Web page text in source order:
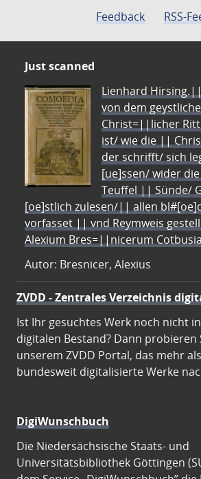
Feedback
RSS-
Just scanned
Lienhard
von dem
Christ=||licher
ist/ wie die ||
der schrifft/ sich
[ue]ssen/ wider
Teuffel || Sünde/
[oe]stlich zulesen/|| allen
vorfasset || vnd Reymweis
Alexium Bres=||nicerum
Autor: Bresnicer, Alexius
ZVDD - Zentrales Verzeichnis
Ist Ihr gesuchtes Werk noch nicht
digitalen Bestand? Dann probieren
unserem ZVDD Portal, das mehr
bundesweit digitalisierte Werke
DigiWunschbuch
Die Niedersächsische Staats- und
Universitätsbibliothek Göttingen